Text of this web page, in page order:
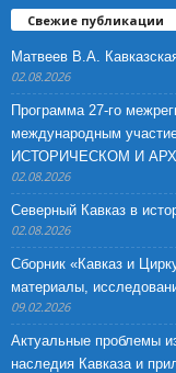
Свежие публикации
Матвеев В.А.
02.08.2026
Программа 27-го
международным
ИСТОРИЧЕСКОМ И
02.08.2026
Северный Кавказ в
02.08.2026
Сборник «Кавказ и
материалы,
09.02.2026
Актуальные проблемы
наследия Кавказа и